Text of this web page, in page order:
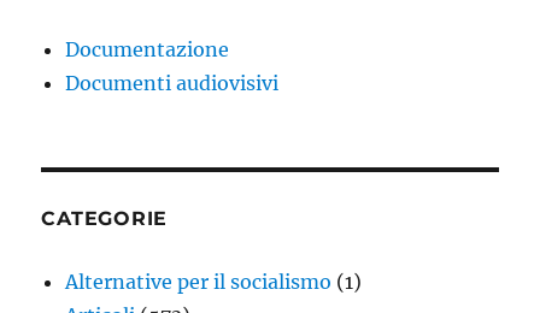
Documentazione
Documenti audiovisivi
CATEGORIE
Alternative per il socialismo (1)